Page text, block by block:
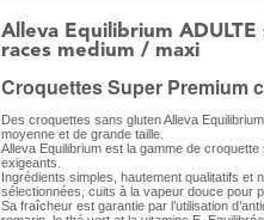
Alleva Equilibrium
races medium / maxi
Croquettes Super Premium
Des croquettes sans gluten Alleva
moyenne et de grande taille.
Alleva Equilibrium est la gamme de
exigeants.
Ingrédients simples, hautement qualitatifs et
sélectionnées, cuits à la vapeur douce pour
Sa fraîcheur est garantie par l’utilisation